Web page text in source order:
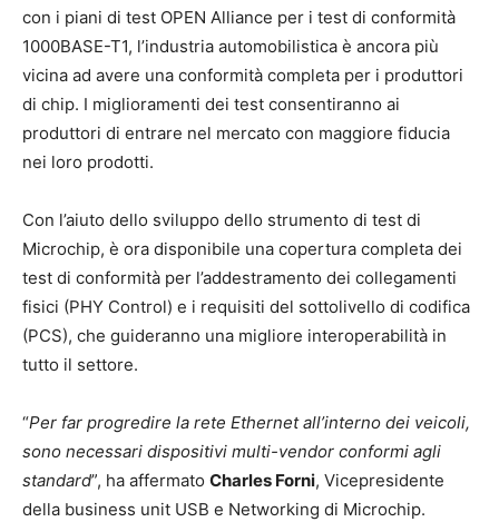
con i piani di test OPEN Alliance per i test di conformità
1000BASE-T1, l’industria automobilistica è ancora più
vicina ad avere una conformità completa per i produttori
di chip. I miglioramenti dei test consentiranno ai
produttori di entrare nel mercato con maggiore fiducia
nei loro prodotti.
Con l’aiuto dello sviluppo dello strumento di test di
Microchip, è ora disponibile una copertura completa dei
test di conformità per l’addestramento dei collegamenti
fisici (PHY Control) e i requisiti del sottolivello di codifica
(PCS), che guideranno una migliore interoperabilità in
tutto il settore.
“Per far progredire la rete Ethernet all’interno dei veicoli,
sono necessari dispositivi multi-vendor conformi agli
standard”, ha affermato Charles Forni, Vicepresidente
della business unit USB e Networking di Microchip.